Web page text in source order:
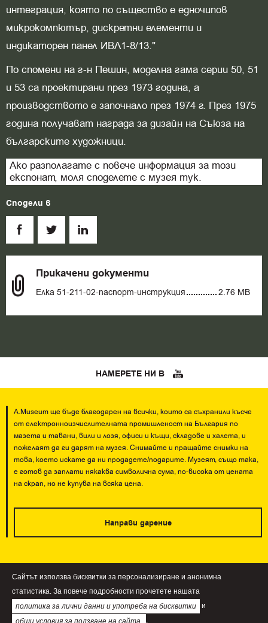
Сайтът използва бисквитки за персонализиране и анонимна
статистика. За повече подробности прочетете нашата
политика за лични данни и употреба на бисквитки
и
общи условия за ползване на сайта.
.
интеграция, която по същество е едночипов
микрокомпютър, дискретни елементи и
индикаторен панел ИВЛ1-8/13."
По спомени на г-н Пешин, моделна гама серии 50, 51
и 53 са проектирани през 1973 година, а
производството е започнало през 1974 г. През 1975
година получават награда за дизайн на Съюза на
българските художници.
Ако разполагате с повече информация за този
експонат, моля споделете с музея тук.
Сподели в
Прикачени документи
Елка 51-211-02-паспорт-инструкция 2.76 MB
НАМЕРЕТЕ НИ В
A.Museum ще бъде благодарен на всички, които са съхранили късче
от електронноизчислителната промишленост на България по
мазета и тавани, вили и лозя, офиси и къщи, складове и халета, и
пожелаят да ги дарят на музея. Снимайте и пращайте снимки на
това, което искате да ни продадете/подарите. Музеят, също така,
е готов да заплати някаква символична сума, по-висока от цената
на скрап, но не купува на всяка цена.
Направи дарение
При използване на информация и изображения от А.Museum е
задължителното да цитирате името на сайта!